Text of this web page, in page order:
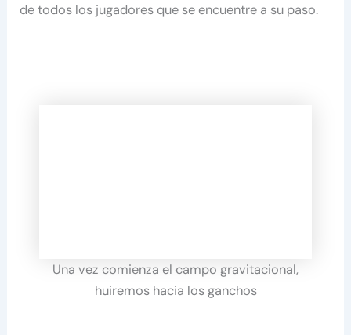
de todos los jugadores que se encuentre a su paso.
Una vez comienza el campo gravitacional,
huiremos hacia los ganchos